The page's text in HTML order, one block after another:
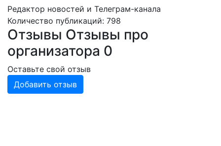
Редактор новостей и Телеграм-канала
Количество публикаций: 798
Отзывы Отзывы про
организатора 0
Оставьте свой отзыв
Добавить отзыв